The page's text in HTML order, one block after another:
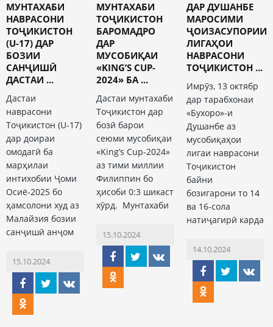
МУНТАХАБИ
НАВРАСОНИ
ТОҶИКИСТОН
(U-17) ДАР
БОЗИИ
САНҶИШӢ
ДАСТАИ ...
Дастаи
наврасони
Тоҷикистон (U-17)
дар доираи
омодагӣ ба
марҳилаи
интихобии Ҷоми
Осиё-2025 бо
ҳамсолони худ аз
Малайзия бозии
санҷишӣ анҷом
15.10.2024
МУНТАХАБИ
ТОҶИКИСТОН
БАРОМАДРО
ДАР
МУСОБИҚАИ
«KING’S CUP-
2024» БА ...
Дастаи мунтахаби
Тоҷикистон дар
бозӣ барои
сеюми мусобиқаи
«King’s Cup-2024»
аз тими миллии
Филиппин бо
ҳисоби 0:3 шикаст
хӯрд. Мунтахаби
15.10.2024
ДАР ДУШАНБЕ
МАРОСИМИ
ҶОИЗАСУПОРИИ
ЛИГАҲОИ
НАВРАСОНИ
ТОҶИКИСТОН ...
Имрӯз, 13 октябр
дар тарабхонаи
«Бухоро»-и
Душанбе аз
мусобиқаҳои
лигаи наврасони
Тоҷикистон
байни
бозигарони то 14
ва 16-сола
натиҷагирӣ карда
14.10.2024